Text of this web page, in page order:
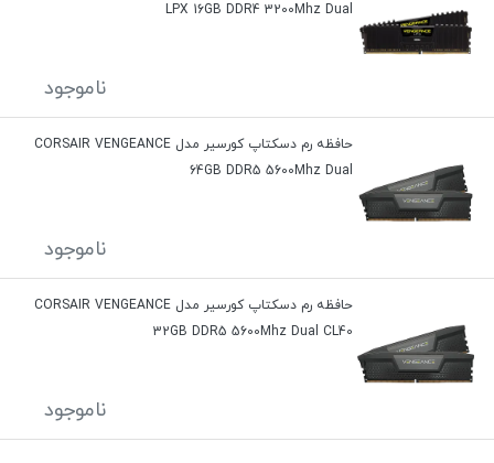
LPX 16GB DDR4 3200Mhz Dual
ناموجود
حافظه رم دسکتاپ کورسیر مدل CORSAIR VENGEANCE
64GB DDR5 5600Mhz Dual
ناموجود
حافظه رم دسکتاپ کورسیر مدل CORSAIR VENGEANCE
32GB DDR5 5600Mhz Dual CL40
ناموجود